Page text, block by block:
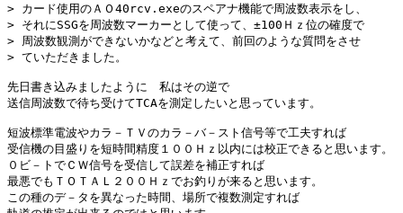
> カード使用のＡＯ40rcv.exeのスペアナ機能で周波数表示をし、
> それにSSGを周波数マーカーとして使って、±100Ｈｚ位の確度で
> 周波数観測ができないかなどと考えて、前回のような質問をさせ
> ていただきました。
先日書き込みましたように　私はその逆で
送信周波数で待ち受けてTCAを測定したいと思っています。
短波標準電波やカラ－ＴＶのカラ－バ－スト信号等で工夫すれば
受信機の目盛りを短時間精度１００Ｈｚ以内には校正できると思います。
０ビ－トでＣＷ信号を受信して誤差を補正すれば
最悪でもＴＯＴＡＬ２００Ｈｚでお釣りが来ると思います。
この種のデ－タを異なった時間、場所で複数測定すれば